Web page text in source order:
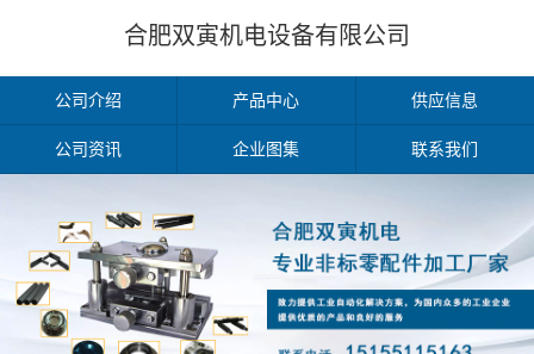
合肥双寅机电设备有限公司
公司介绍 产品中心 供应信息
公司资讯 企业图集 联系我们